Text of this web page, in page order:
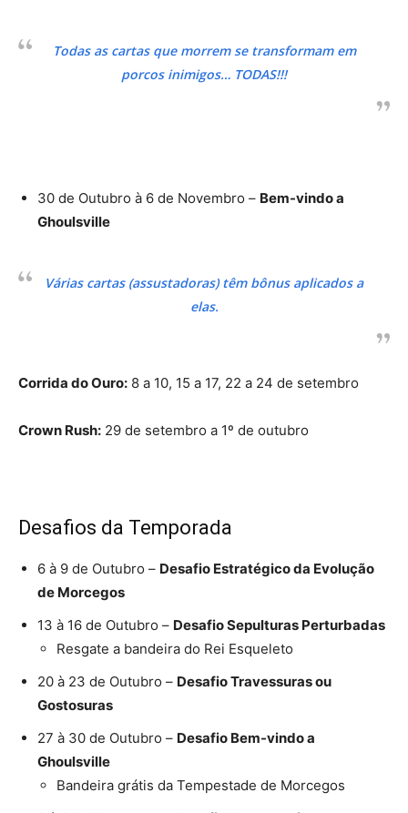
Todas as cartas que morrem se transformam em
porcos inimigos… TODAS!!!
30 de Outubro à 6 de Novembro – Bem-vindo a
Ghoulsville
Várias cartas (assustadoras) têm bônus aplicados a
elas.
Corrida do Ouro: 8 a 10, 15 a 17, 22 a 24 de setembro
Crown Rush: 29 de setembro a 1º de outubro
Desafios da Temporada
6 à 9 de Outubro – Desafio Estratégico da Evolução
de Morcegos
13 à 16 de Outubro – Desafio Sepulturas Perturbadas
Resgate a bandeira do Rei Esqueleto
20 à 23 de Outubro – Desafio Travessuras ou
Gostosuras
27 à 30 de Outubro – Desafio Bem-vindo a
Ghoulsville
Bandeira grátis da Tempestade de Morcegos